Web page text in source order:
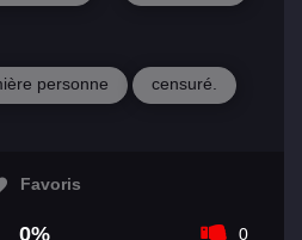
personne censuré.
Favoris
0% 0